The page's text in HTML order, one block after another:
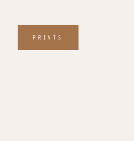
PRINTS